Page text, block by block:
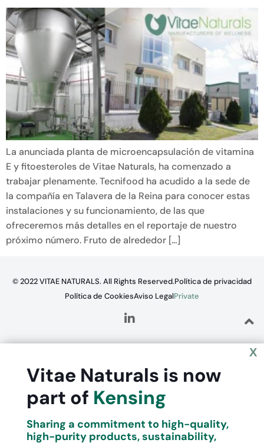
La anunciada planta de microencapsulación de vitamina
E y fitoesteroles de Vitae Naturals, ha comenzado a
trabajar plenamente. Tecnifood ha acudido a la sede de
la compañía en Talavera de la Reina para conocer estas
instalaciones y su funcionamiento, de las que
ofreceremos más detalles en el reportaje de nuestro
próximo número. Fruto de alrededor […]
© 2022 VITAE NATURALS. All Rights Reserved.Política de privacidad
Política de CookiesAviso LegalPrivate
X
Vitae Naturals is now
part of Kensing
Sharing a commitment to high-quality,
high-purity products, sustainability,